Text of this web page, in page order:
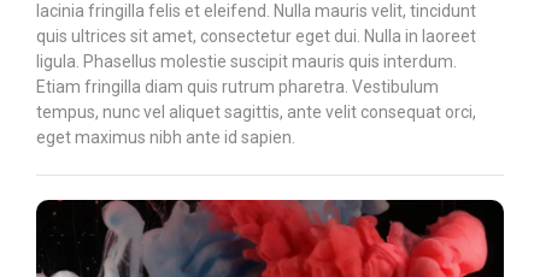
lacinia fringilla felis et eleifend. Nulla mauris velit, tincidunt
quis ultrices sit amet, consectetur eget dui. Nulla in laoreet
ligula. Phasellus molestie suscipit mauris quis interdum.
Etiam fringilla diam quis rutrum pharetra. Vestibulum
tempus, nunc vel aliquet sagittis, ante velit consequat orci,
eget maximus nibh ante id sapien.